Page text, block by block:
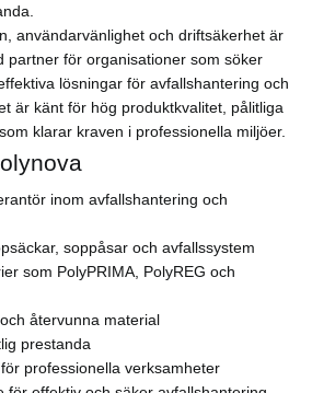
användarvänlighet och driftsäkerhet är
partner för organisationer som söker
lösningar för avfallshantering och
är känt för hög produktkvalitet, pålitliga
klarar kraven i professionella miljöer.
inom avfallshantering och
soppåsar och avfallssystem
som PolyPRIMA, PolyREG och
återvunna material
prestanda
professionella verksamheter